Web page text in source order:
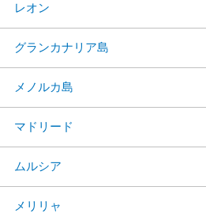
レオン
グランカナリア島
メノルカ島
マドリード
ムルシア
メリリャ